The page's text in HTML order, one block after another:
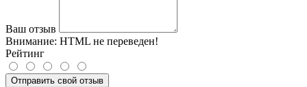
Ваш отзыв
Внимание: HTML не переведен!
Рейтинг
Отправить свой отзыв